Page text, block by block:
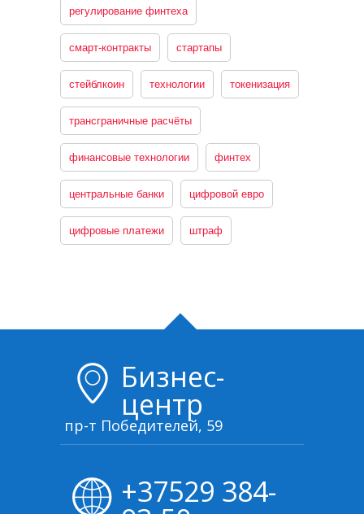
регулирование финтеха
смарт-контракты стартапы
стейблкоин технологии токенизация
трансграничные расчёты
финансовые технологии финтех
центральные банки цифровой евро
цифровые платежи штраф
Бизнес-
центр
пр-т Победителей, 59
+37529 384-